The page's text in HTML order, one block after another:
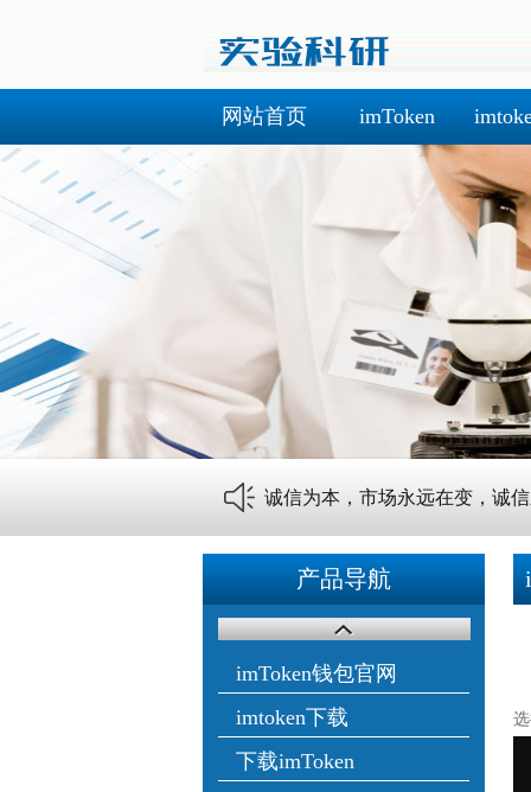
网站首页 imToken
诚信为本，市场永远在变，诚
产品导航
imToken钱包官网
imtoken下载
下载imToken